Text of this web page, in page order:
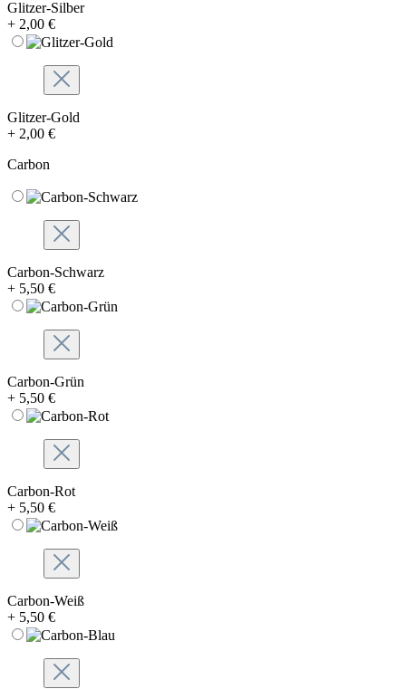
Glitzer-Silber
+ 2,00 €
Glitzer-Gold
+ 2,00 €
Carbon
Carbon-Schwarz
+ 5,50 €
Carbon-Grün
+ 5,50 €
Carbon-Rot
+ 5,50 €
Carbon-Weiß
+ 5,50 €